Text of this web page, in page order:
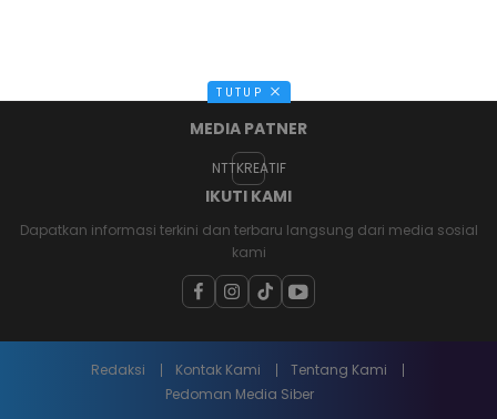
MEDIA PATNER
NTTKREATIF
IKUTI KAMI
Dapatkan informasi terkini dan terbaru langsung dari media sosial
kami
Redaksi Kontak Kami
Tentang Kami
Pedoman Media Siber
TUTUP